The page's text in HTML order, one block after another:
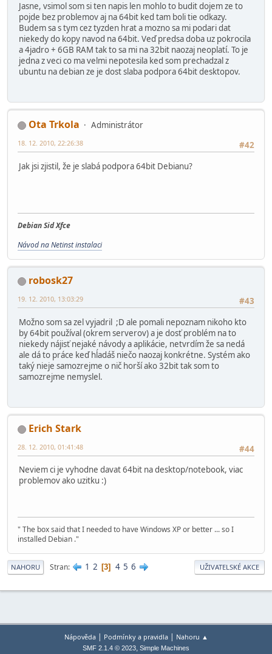
Jasne, vsimol som si ten napis len mohlo to budit dojem ze to
pojde bez problemov aj na 64bit ked tam boli tie odkazy.
Budem sa s tym cez tyzden hrat a mozno sa mi podari dat
niekedy do kopy navod na 64bit. Veď predsa doba uz pokrocila
a 4jadro + 6GB RAM tak to sa mi na 32bit naozaj neoplatí. To je
jedna z veci co ma velmi nepotesila ked som prechadzal z
ubuntu na debian ze je dost slaba podpora 64bit desktopov.
Ota Trkola
Administrátor
#42
18. 12. 2010, 22:26:38
Jak jsi zjistil, že je slabá podpora 64bit Debianu?
Debian Sid Xfce
Návod na Netinst instalaci
robosk27
#43
19. 12. 2010, 13:03:29
Možno som sa zel vyjadril ;D ale pomali nepoznam nikoho kto
by 64bit používal (okrem serverov) a je dosť problém na to
niekedy nájisť nejaké návody a aplikácie, netvrdím že sa nedá
ale dá to práce keď hĺadáš niečo naozaj konkrétne. Systém ako
taký nieje samozrejme o nič horší ako 32bit tak som to
samozrejme nemyslel.
Erich Stark
#44
28. 12. 2010, 01:41:48
Neviem ci je vyhodne davat 64bit na desktop/notebook, viac
problemov ako uzitku :)
" The box said that I needed to have Windows XP or better ... so I
installed Debian ."
NAHORU Stran 1 2 3 4 5 6 UŽIVATELSKÉ AKCE
Nápověda| Podmínky a pravidla| Nahoru ▲
SMF 2.1.4 © 2023, Simple Machines